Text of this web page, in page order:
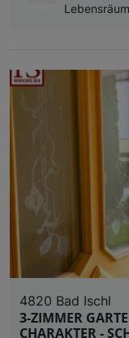
4820 Bad Ischl
3-ZIMMER
CHARAKTER -